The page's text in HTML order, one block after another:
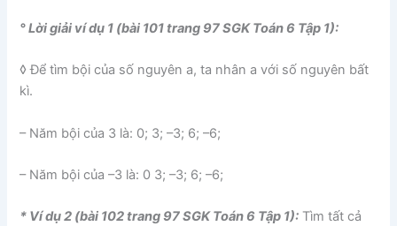
° Lời giải ví dụ 1 (bài 101 trang 97 SGK Toán 6 Tập 1):
◊ Để tìm bội của số nguyên a, ta nhân a với số nguyên bất
kì.
– Năm bội của 3 là: 0; 3; –3; 6; –6;
– Năm bội của –3 là: 0 3; –3; 6; –6;
* Ví dụ 2 (bài 102 trang 97 SGK Toán 6 Tập 1): Tìm tất cả